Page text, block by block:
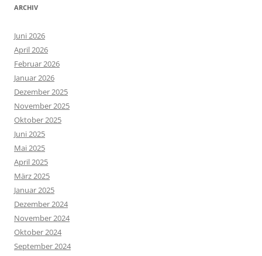
ARCHIV
Juni 2026
April 2026
Februar 2026
Januar 2026
Dezember 2025
November 2025
Oktober 2025
Juni 2025
Mai 2025
April 2025
März 2025
Januar 2025
Dezember 2024
November 2024
Oktober 2024
September 2024